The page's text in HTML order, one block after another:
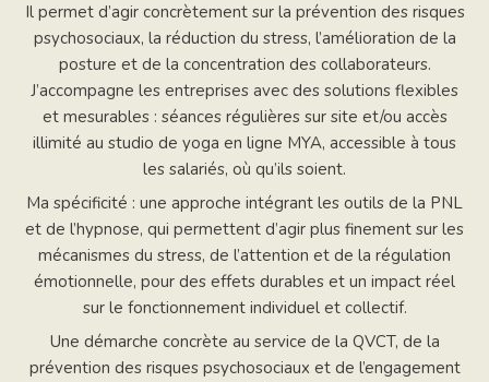
Il permet d’agir concrètement sur la prévention des risques
psychosociaux, la réduction du stress, l’amélioration de la
posture et de la concentration des collaborateurs.
J’accompagne les entreprises avec des solutions flexibles
et mesurables : séances régulières sur site et/ou accès
illimité au studio de yoga en ligne MYA, accessible à tous
les salariés, où qu’ils soient.
Ma spécificité : une approche intégrant les outils de la PNL
et de l’hypnose, qui permettent d’agir plus finement sur les
mécanismes du stress, de l’attention et de la régulation
émotionnelle, pour des effets durables et un impact réel
sur le fonctionnement individuel et collectif.
Une démarche concrète au service de la QVCT, de la
prévention des risques psychosociaux et de l’engagement